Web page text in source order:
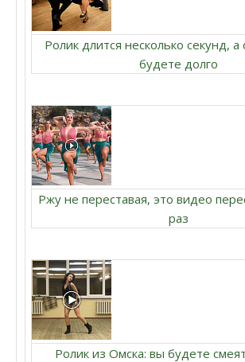
Ролик длится несколько секунд, а
будете долго
Ржу не переставая, это видео
раз
Ролик из Омска: вы будете